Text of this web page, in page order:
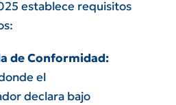
establece requisitos
de Conformidad:
el
declara bajo